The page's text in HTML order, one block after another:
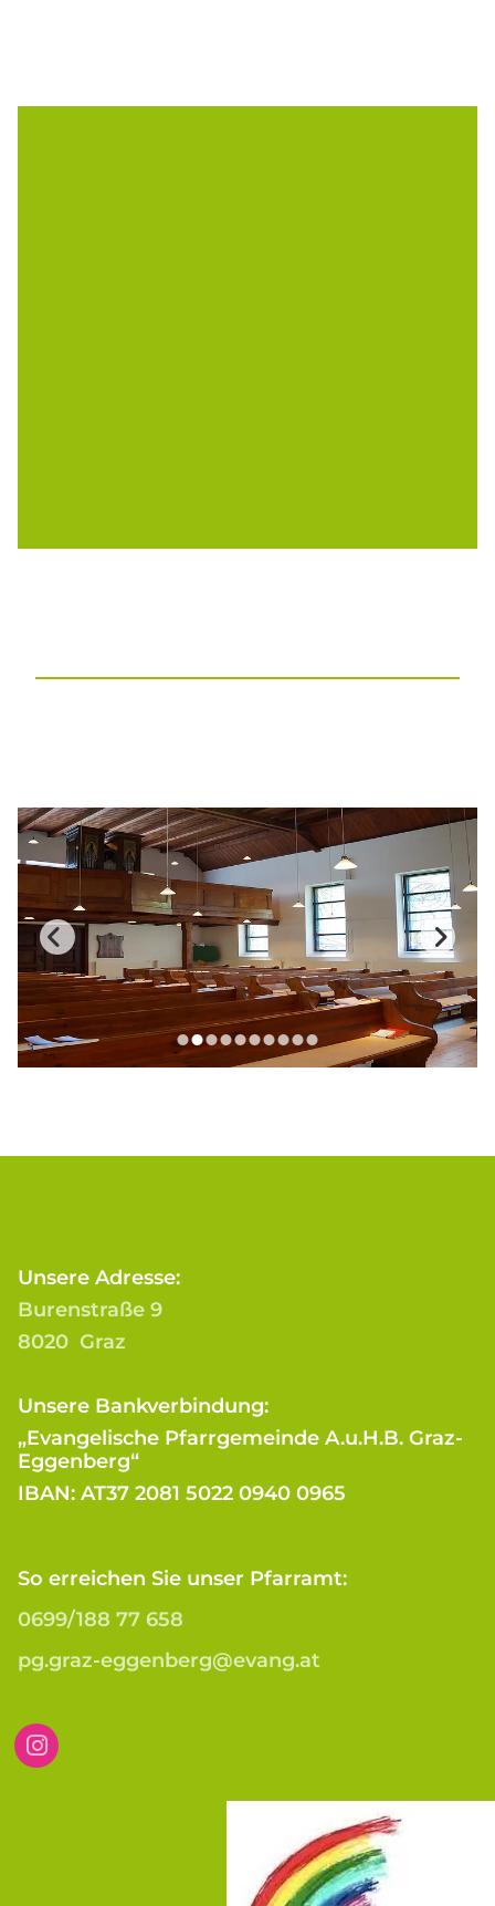
Unsere Adresse:
Burenstraße 9
8020 Graz
Unsere Bankverbindung:
„Evangelische Pfarrgemeinde A.u.H.B. Graz-
Eggenberg“
IBAN: AT37 2081 5022 0940 0965
So erreichen Sie unser Pfarramt:
0699/188 77 658
pg.graz-eggenberg@evang.at